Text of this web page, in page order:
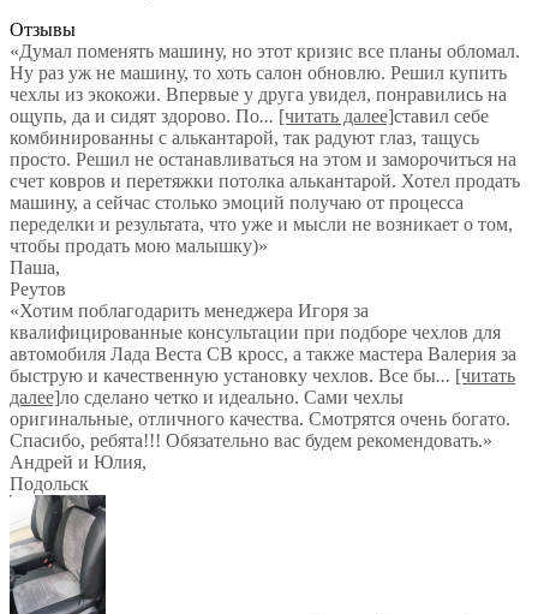
Отзывы
«Думал поменять машину, но этот кризис все планы обломал.
Ну раз уж не машину, то хоть салон обновлю. Решил купить
чехлы из экокожи. Впервые у друга увидел, понравились на
ощупь, да и сидят здорово. По... [читать далее]ставил себе
комбинированны с алькантарой, так радуют глаз, тащусь
просто. Решил не останавливаться на этом и заморочиться на
счет ковров и перетяжки потолка алькантарой. Хотел продать
машину, а сейчас столько эмоций получаю от процесса
переделки и результата, что уже и мысли не возникает о том,
чтобы продать мою малышку)»
Паша,
Реутов
«Хотим поблагодарить менеджера Игоря за
квалифицированные консультации при подборе чехлов для
автомобиля Лада Веста СВ кросс, а также мастера Валерия за
быструю и качественную установку чехлов. Все бы... [читать
далее]ло сделано четко и идеально. Сами чехлы
оригинальные, отличного качества. Смотрятся очень богато.
Спасибо, ребята!!! Обязательно вас будем рекомендовать.»
Андрей и Юлия,
Подольск